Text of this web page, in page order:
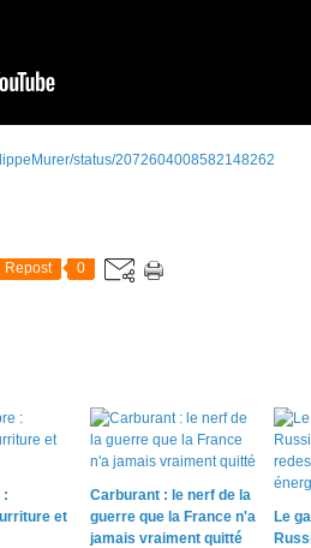
status/2072604008582148262
Repost 0
:
et
Carburant : le nerf de la
guerre que la France n'a
jamais vraiment quitté
Le